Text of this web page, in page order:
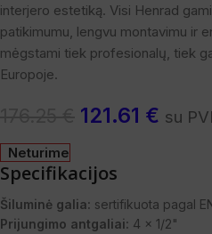
interjero estetiką. Visi Henrad
patikimumu, lengvu montavimu ir
mėgstami tiek profesionalų, tiek
Europoje.
121.61 € su
Neturime
Specifikacijos
Šiluminė galia: sertifikuota pagal
Prijungimo antgaliai: 4 x 1/2"